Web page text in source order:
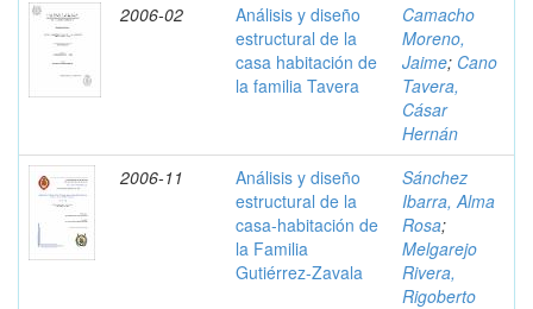
2006-02
Análisis y diseño
estructural de la
casa habitación de
la familia Tavera
Camacho
Moreno,
Jaime; Cano
Tavera,
Cásar
Hernán
2006-11
Análisis y diseño
estructural de la
casa-habitación de
la Familia
Gutiérrez-Zavala
Sánchez
Ibarra, Alma
Rosa;
Melgarejo
Rivera,
Rigoberto